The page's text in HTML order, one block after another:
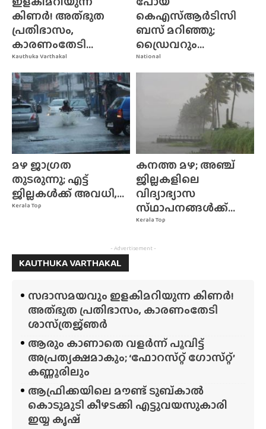
Kauthuka Varthakal
കിണർ! അത്‌ഭുത
പ്രതിഭാസം,
കാരണംതേടി...
National
കെഎസ്ആർടിസി
ബസ് മറിഞ്ഞു;
ഡ്രൈവറും...
Kerala Top
മഴ ജാഗ്രത
തുടരുന്നു; എട്ട്
ജില്ലകൾക്ക് അവധി,...
Kerala Top
കനത്ത മഴ; അഞ്ച്
ജില്ലകളിലെ
വിദ്യാഭ്യാസ
സ്‌ഥാപനങ്ങൾക്ക്‌...
- Advertisement -
KAUTHUKA VARTHAKAL
സദാസമയവും ഇളകിമറിയുന്ന കിണർ!
അത്‌ഭുത പ്രതിഭാസം, കാരണംതേടി
ശാസ്‌ത്രജ്‌ഞർ
ആരും കാണാതെ വളർന്ന് പൂവിട്ട്
അപ്രത്യക്ഷമാകും; ‘ഫോറസ്‌റ്റ്‌ ഗോസ്‌റ്റ്’
കണ്ണൂരിലും
ആഫ്രിക്കയിലെ മൗണ്ട് ടുബ്‌കാൽ
കൊടുമുടി കീഴടക്കി എട്ടുവയസുകാരി
ഇയ്യ കൃഷ്